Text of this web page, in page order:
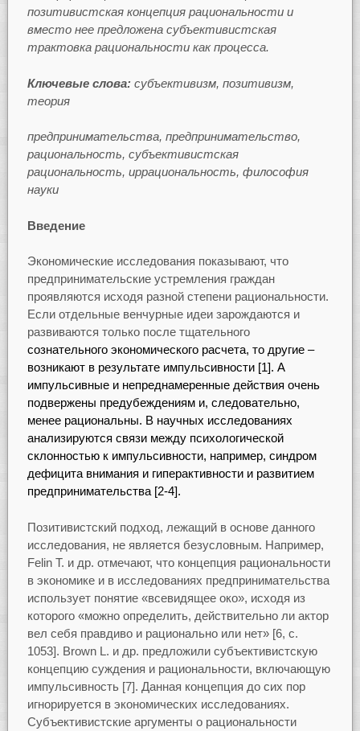
позитивистская концепция рациональности и
вместо нее предложена субъективистская
трактовка рациональности как процесса.
Ключевые слова: субъективизм, позитивизм,
теория
предпринимательства, предпринимательство,
рациональность, субъективистская
рациональность, иррациональность, философия
науки
Введение
Экономические исследования показывают, что
предпринимательские устремления граждан
проявляются исходя разной степени рациональности.
Если отдельные венчурные идеи зарождаются и
развиваются только после тщательного
сознательного экономического расчета, то другие –
возникают в результате импульсивности [1]. А
импульсивные и непреднамеренные действия очень
подвержены предубеждениям и, следовательно,
менее рациональны. В научных исследованиях
анализируются связи между психологической
склонностью к импульсивности, например, синдром
дефицита внимания и гиперактивности и развитием
предпринимательства [2-4].
Позитивистский подход, лежащий в основе данного
исследования, не является безусловным. Например,
Felin T. и др. отмечают, что концепция рациональности
в экономике и в исследованиях предпринимательства
использует понятие «всевидящее око», исходя из
которого «можно определить, действительно ли актор
вел себя правдиво и рационально или нет» [6, с.
1053]. Brown L. и др. предложили субъективистскую
концепцию суждения и рациональности, включающую
импульсивность [7]. Данная концепция до сих пор
игнорируется в экономических исследованиях.
Субъективистские аргументы о рациональности